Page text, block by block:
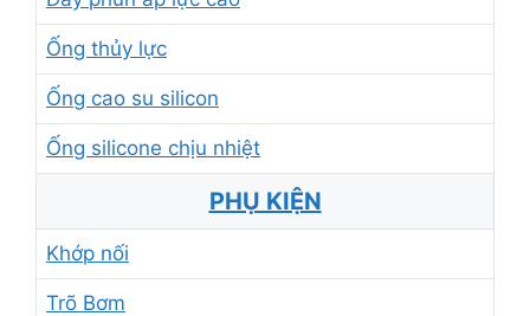
Ống thủy lực
Ống cao su silicon
Ống silicone chịu nhiệt
PHỤ KIỆN
Khớp nối
Trõ Bơm